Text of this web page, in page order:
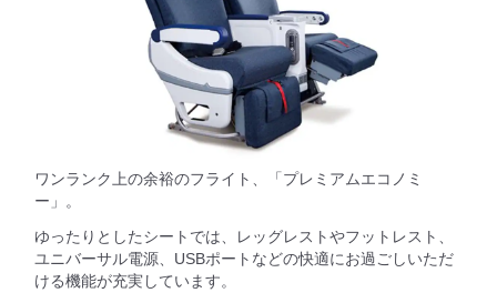
ワンランク上の余裕のフライト、「プレミアムエコノミ
ー」。
ゆったりとしたシートでは、レッグレストやフットレスト、
ユニバーサル電源、USBポートなどの快適にお過ごしいただ
ける機能が充実しています。